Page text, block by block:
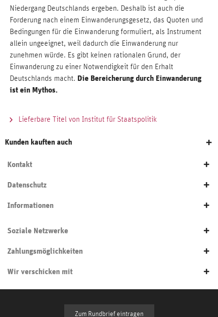
Niedergang Deutschlands ergeben. Deshalb ist auch die
Forderung nach einem Einwanderungsgesetz, das Quoten und
Bedingungen für die Einwanderung formuliert, als Instrument
allein ungeeignet, weil dadurch die Einwanderung nur
zunehmen würde. Es gibt keinen rationalen Grund, der
Einwanderung zu einer Notwendigkeit für den Erhalt
Deutschlands macht. Die Bereicherung durch Einwanderung
ist ein Mythos.
Lieferbare Titel von Institut für Staatspolitik
Kunden kauften auch
Kontakt
Datenschutz
Informationen
Soziale Netzwerke
Zahlungsmöglichkeiten
Wir verschicken mit
Zum Rundbrief eintragen